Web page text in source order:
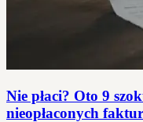
Nie płaci? Oto 9
nieopłaconych